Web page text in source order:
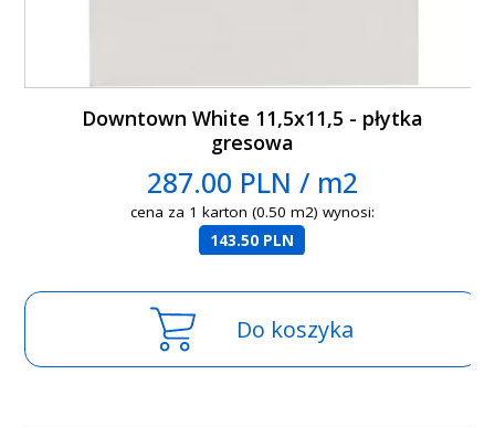
Downtown White 11,5x11,5 - płytka
gresowa
287.00 PLN / m2
cena za 1 karton (0.50 m2) wynosi:
143.50 PLN
Do koszyka